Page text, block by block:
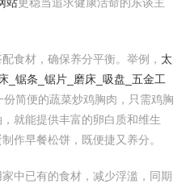
食材，确保养分平衡。举例， 太
_锯条_锯片_磨床_吸盘_五金工
份简便的蔬菜炒鸡胸肉，只需鸡胸
就能提供丰富的卵白质和维生
作早餐松饼，既便捷又养分。
中已有的食材，减少浮滥，同期